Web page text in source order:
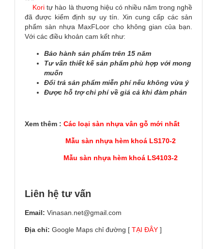
Kori tự hào là thương hiệu có nhiều năm trong nghề
đã được kiểm định sự uy tín. Xin cung cấp các sản
phẩm sàn nhựa MaxFLoor cho không gian của bạn.
Với các điều khoản cam kết như:
Bảo hành sản phẩm trên 15 năm
Tư vấn thiết kế sản phẩm phù hợp với mong
muốn
Đổi trả sản phẩm miễn phí nếu không vừa ý
Được hỗ trợ chi phí về giá cả khi đàm phán
Xem thêm : Các loại sàn nhựa vân gỗ mới nhất
Mẫu sàn nhựa hèm khoá LS170-2
Mẫu sàn nhựa hèm khoá LS4103-2
Liên hệ tư vấn
Email: Vinasan.net@gmail.com
Địa chỉ: Google Maps chỉ đường [ TẠI ĐÂY ]